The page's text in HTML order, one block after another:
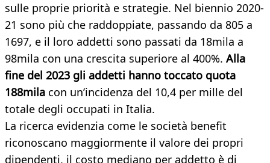
sulle proprie priorità e strategie. Nel biennio 2020-
21 sono più che raddoppiate, passando da 805 a
1697, e il loro addetti sono passati da 18mila a
98mila con una crescita superiore al 400%. Alla
fine del 2023 gli addetti hanno toccato quota
188mila con un’incidenza del 10,4 per mille del
totale degli occupati in Italia.
La ricerca evidenzia come le società benefit
riconoscano maggiormente il valore dei propri
dipendenti, il costo mediano per addetto è di